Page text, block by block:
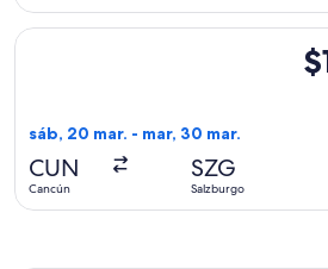
sáb, 20 mar. - mar, 30 mar.
CUN
Cancún
SZG
Salzburgo
Seleccionar vuelo de Air Canada,